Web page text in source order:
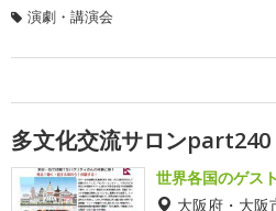
演劇・講演会
多文化交流サロンpart240
世界各国のゲス
大阪府・大阪